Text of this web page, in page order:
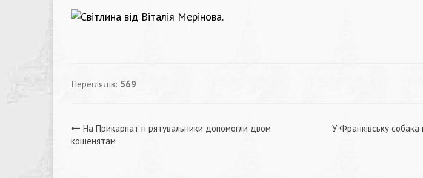
Переглядів: 569
Навігація
На Прикарпатті рятувальники допомогли двом
кошенятам
У Франківську собака